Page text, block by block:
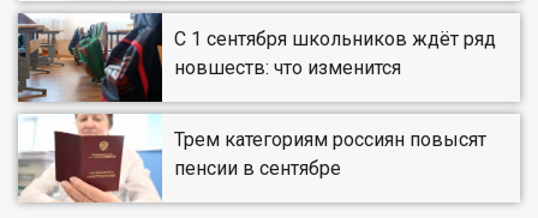
С 1 сентября школьников ждёт ряд
новшеств: что изменится
Трем категориям россиян повысят
пенсии в сентябре